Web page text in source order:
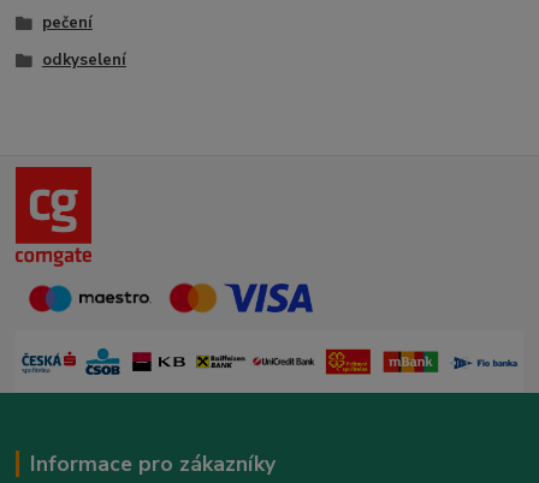
pečení
odkyselení
Informace pro zákazníky